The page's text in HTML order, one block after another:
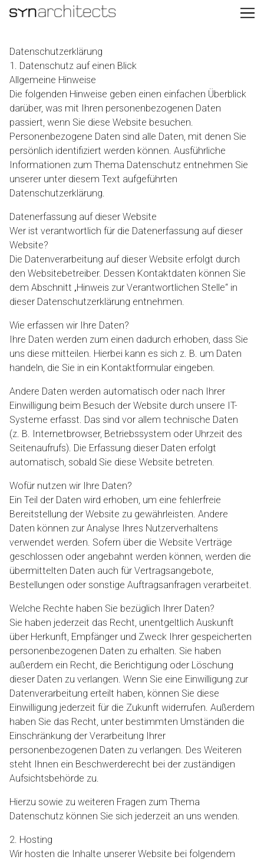
Skip
Datenschutz­erklärung
1. Datenschutz auf einen Blick
Allgemeine Hinweise
Die folgenden Hinweise geben einen einfachen Überblick
darüber, was mit Ihren personenbezogenen Daten
passiert, wenn Sie diese Website besuchen.
Personenbezogene Daten sind alle Daten, mit denen Sie
persönlich identifiziert werden können. Ausführliche
Informationen zum Thema Datenschutz entnehmen Sie
unserer unter diesem Text aufgeführten
Datenschutzerklärung.
Datenerfassung auf dieser Website
Wer ist verantwortlich für die Datenerfassung auf dieser
Website?
Die Datenverarbeitung auf dieser Website erfolgt durch
den Websitebetreiber. Dessen Kontaktdaten können Sie
dem Abschnitt „Hinweis zur Verantwortlichen Stelle“ in
dieser Datenschutzerklärung entnehmen.
Wie erfassen wir Ihre Daten?
Ihre Daten werden zum einen dadurch erhoben, dass Sie
uns diese mitteilen. Hierbei kann es sich z. B. um Daten
handeln, die Sie in ein Kontaktformular eingeben.
Andere Daten werden automatisch oder nach Ihrer
Einwilligung beim Besuch der Website durch unsere IT-
Systeme erfasst. Das sind vor allem technische Daten
(z. B. Internetbrowser, Betriebssystem oder Uhrzeit des
Seitenaufrufs). Die Erfassung dieser Daten erfolgt
automatisch, sobald Sie diese Website betreten.
Wofür nutzen wir Ihre Daten?
Ein Teil der Daten wird erhoben, um eine fehlerfreie
Bereitstellung der Website zu gewährleisten. Andere
Daten können zur Analyse Ihres Nutzerverhaltens
verwendet werden. Sofern über die Website Verträge
geschlossen oder angebahnt werden können, werden die
übermittelten Daten auch für Vertragsangebote,
Bestellungen oder sonstige Auftragsanfragen verarbeitet.
Welche Rechte haben Sie bezüglich Ihrer Daten?
Sie haben jederzeit das Recht, unentgeltlich Auskunft
über Herkunft, Empfänger und Zweck Ihrer gespeicherten
personenbezogenen Daten zu erhalten. Sie haben
außerdem ein Recht, die Berichtigung oder Löschung
dieser Daten zu verlangen. Wenn Sie eine Einwilligung zur
Datenverarbeitung erteilt haben, können Sie diese
Einwilligung jederzeit für die Zukunft widerrufen. Außerdem
haben Sie das Recht, unter bestimmten Umständen die
Einschränkung der Verarbeitung Ihrer
personenbezogenen Daten zu verlangen. Des Weiteren
steht Ihnen ein Beschwerderecht bei der zuständigen
Aufsichtsbehörde zu.
Hierzu sowie zu weiteren Fragen zum Thema
Datenschutz können Sie sich jederzeit an uns wenden.
2. Hosting
Wir hosten die Inhalte unserer Website bei folgendem